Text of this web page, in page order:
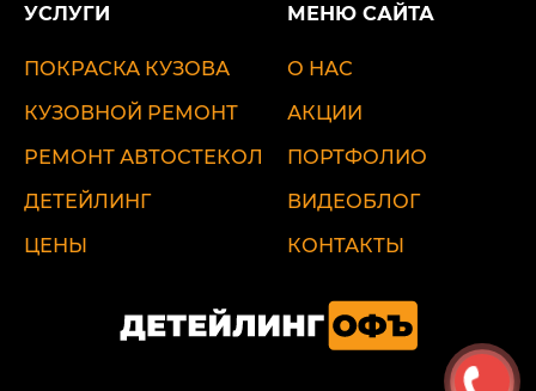
УСЛУГИ
ПОКРАСКА КУЗОВА
КУЗОВНОЙ РЕМОНТ
РЕМОНТ АВТОСТЕКОЛ
ДЕТЕЙЛИНГ
ЦЕНЫ
МЕНЮ САЙТА
О НАС
АКЦИИ
ПОРТФОЛИО
ВИДЕОБЛОГ
КОНТАКТЫ